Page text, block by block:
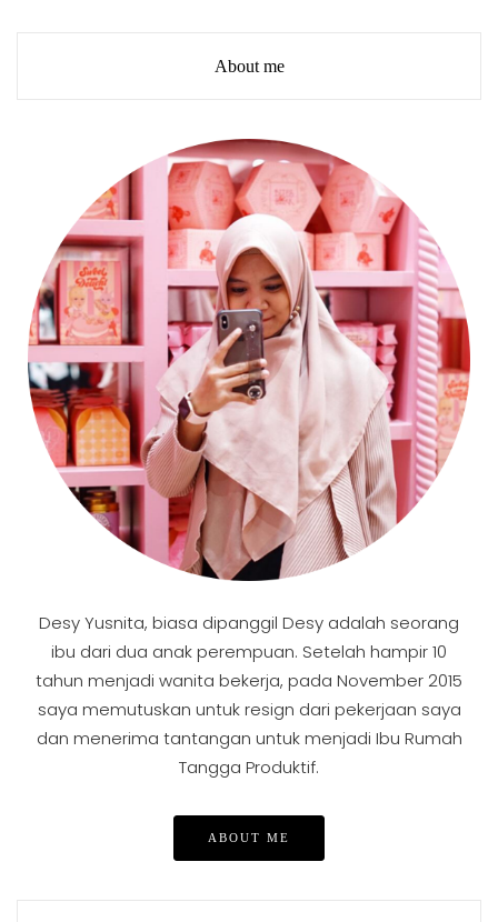
About me
Desy Yusnita, biasa dipanggil Desy adalah seorang
ibu dari dua anak perempuan. Setelah hampir 10
tahun menjadi wanita bekerja, pada November 2015
saya memutuskan untuk resign dari pekerjaan saya
dan menerima tantangan untuk menjadi Ibu Rumah
Tangga Produktif.
ABOUT ME